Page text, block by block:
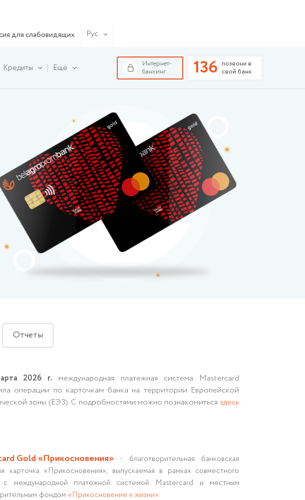
для слабовидящих Рус
Кредиты Ещё
Интернет-
банкинг
136 позвони в
свой банк
Отчеты
2026 г. международная платежная система Mastercard
операции по карточкам банка на территории Европейской
зоны (ЕЭЗ). С подробностями можно познакомиться здесь
Gold «Прикосновения» - благотворительная банковская
карточка «Прикосновения», выпускаемая в рамках совместного
с международной платежной системой Mastercard и местным
фондом «Прикосновение к жизни».